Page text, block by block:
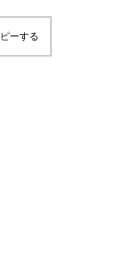
ーする